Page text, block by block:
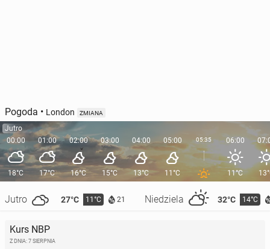
Pogoda • London ZMIANA
Jutro
00:00
18°C
Jutro 27°C 11°C 21 Niedziela 32°C 14°C
01:00
17°C
02:00
16°C
03:00
15°C
04:00
13°C
05:00
11°C
05:35 06:00
11°C
Kurs NBP
Z DNIA: 7 SIERPNIA